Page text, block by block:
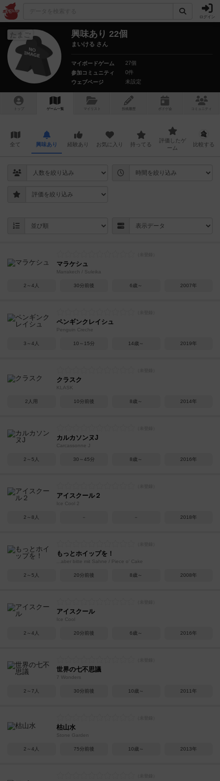
ログイン
たまご 興味あり 22個
まいける さん
マイボードゲーム
27個
参加コミュニティ
0件
ウェブページ
未設定
トップ ゲーム一覧 マイリスト 投稿履歴 ボ ドゲ コミュニティ
全て 興味あり 経験あり お気に入り 持ってる
評価したゲ
ーム
比較する
マラケシュ
Marrakech / Suleika
2～4人 30分前後 6歳～ 2007年
ペンギンクレイシュ
Penguin Creche
3～4人 10～15分 14歳～ 2019年
クラスク
KLASK
2人用 10分前後 8歳～ 2014年
カルカソンヌJ
Carcassonne J
2～5人 30～45分 8歳～ 2016年
アイスクール２
Ice Cool 2
2～8人 － － 2018年
もっとホイップを！
...aber bitte mit Sahne / Piece o' Cake
2～5人 20分前後 8歳～ 2008年
アイスクール
Ice Cool
2～4人 20分前後 6歳～ 2016年
世界の七不思議
7 Wonders
2～7人 30分前後 10歳～ 2011年
枯山水
Stone Garden
2～4人 75分前後 10歳～ 2013年